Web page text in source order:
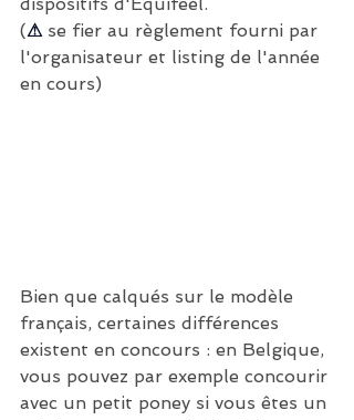
(⚠ se fier au règlement fourni par
l'organisateur et listing de l'année
en cours)
Bien que calqués sur le modèle
français, certaines différences
existent en concours : en Belgique,
vous pouvez par exemple concourir
avec un petit poney si vous êtes un